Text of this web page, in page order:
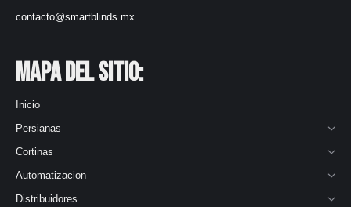
contacto@smartblinds.mx
Mapa del Sitio:
Inicio
Persianas
Cortinas
Automatizacion
Distribuidores